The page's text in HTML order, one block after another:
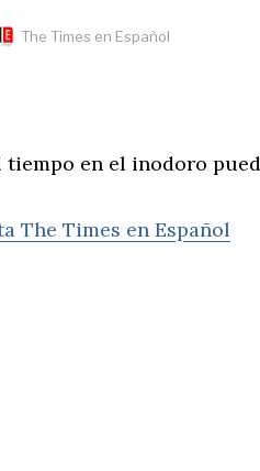
The Times en Español
en el inodoro
The Times en Español